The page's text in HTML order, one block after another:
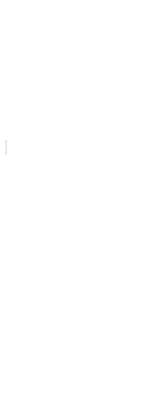
|